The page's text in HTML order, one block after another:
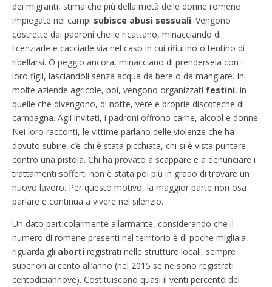
dei migranti, stima che più della metà delle donne romene
impiegate nei campi subisce abusi sessuali. Vengono
costrette dai padroni che le ricattano, minacciando di
licenziarle e cacciarle via nel caso in cui rifiutino o tentino di
ribellarsi. O peggio ancora, minacciano di prendersela con i
loro figli, lasciandoli senza acqua da bere o da mangiare. In
molte aziende agricole, poi, vengono organizzati festini, in
quelle che divengono, di notte, vere e proprie discoteche di
campagna. Agli invitati, i padroni offrono carne, alcool e donne.
Nei loro racconti, le vittime parlano delle violenze che ha
dovuto subire: c’è chi è stata picchiata, chi si è vista puntare
contro una pistola. Chi ha provato a scappare e a denunciare i
trattamenti sofferti non è stata poi più in grado di trovare un
nuovo lavoro. Per questo motivo, la maggior parte non osa
parlare e continua a vivere nel silenzio.
Un dato particolarmente allarmante, considerando che il
numero di romene presenti nel territorio è di poche migliaia,
riguarda gli aborti registrati nelle strutture locali, sempre
superiori ai cento all’anno (nel 2015 se ne sono registrati
centodiciannove). Costituiscono quasi il venti percento del